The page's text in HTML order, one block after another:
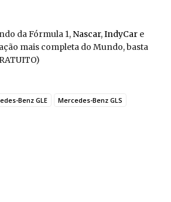
da Fórmula 1, Nascar,IndyCar e
mais completa do Mundo, basta
Benz GLE Mercedes-Benz GLS